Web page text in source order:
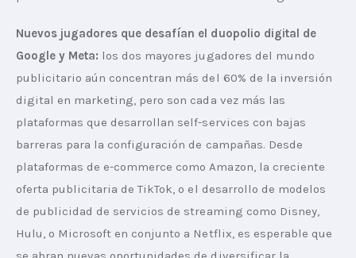
Nuevos jugadores que desafían el duopolio digital de
Google y Meta: los dos mayores jugadores del mundo
publicitario aún concentran más del 60% de la inversión
digital en marketing, pero son cada vez más las
plataformas que desarrollan self-services con bajas
barreras para la configuración de campañas. Desde
plataformas de e-commerce como Amazon, la creciente
oferta publicitaria de TikTok, o el desarrollo de modelos
de publicidad de servicios de streaming como Disney,
Hulu, o Microsoft en conjunto a Netflix, es esperable que